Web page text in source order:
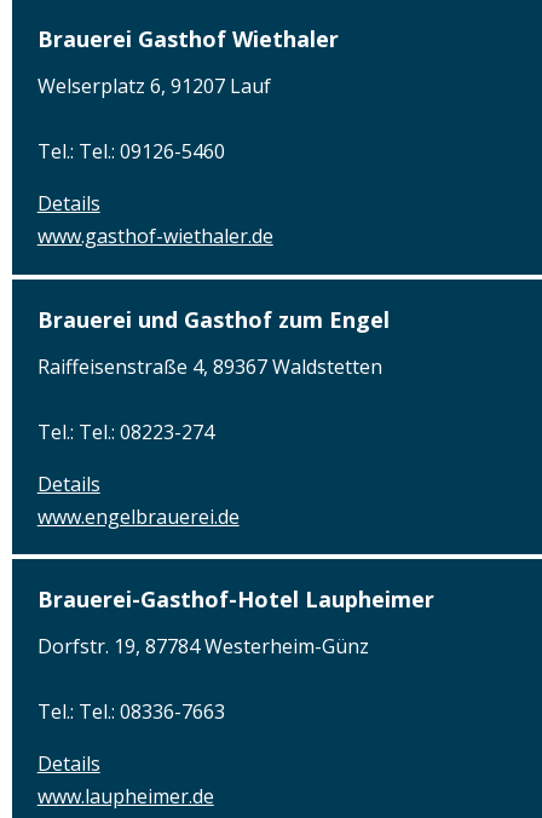
Brauerei Gasthof Wiethaler
Welserplatz 6, 91207 Lauf
Tel.: Tel.: 09126-5460
Details
www.gasthof-wiethaler.de
Brauerei und Gasthof zum Engel
Raiffeisenstraße 4, 89367 Waldstetten
Tel.: Tel.: 08223-274
Details
www.engelbrauerei.de
Brauerei-Gasthof-Hotel Laupheimer
Dorfstr. 19, 87784 Westerheim-Günz
Tel.: Tel.: 08336-7663
Details
www.laupheimer.de